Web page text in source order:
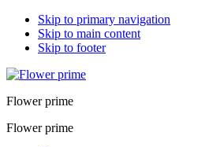
Skip to primary navigation
Skip to main content
Skip to footer
Flower prime
Flower prime